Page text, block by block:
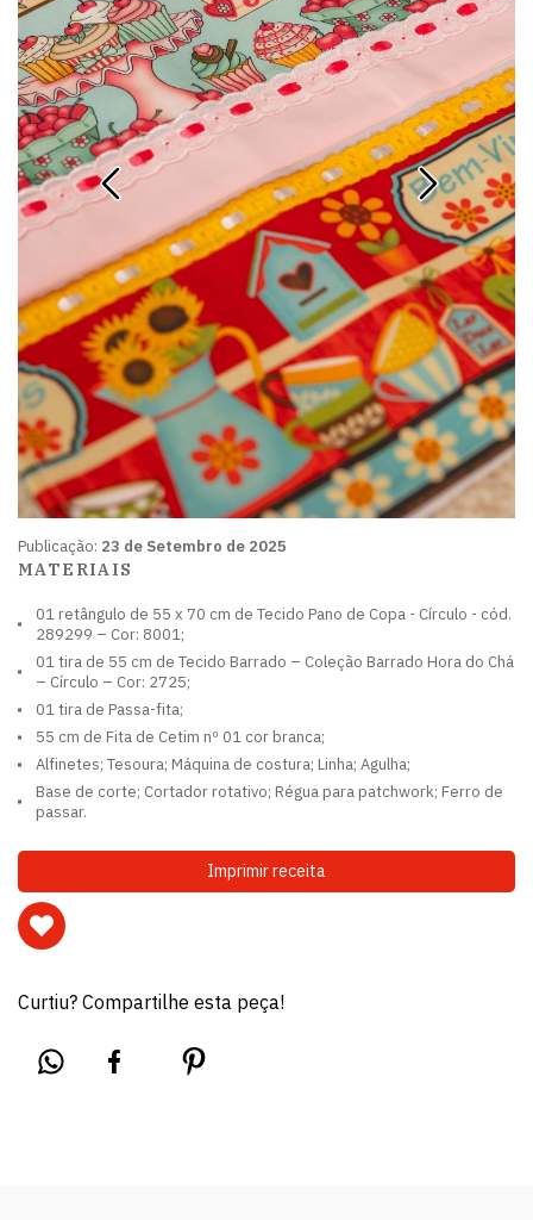
Publicação: 23 de Setembro de 2025
MATERIAIS
01 retângulo de 55 x 70 cm de Tecido Pano de Copa - Círculo - cód.
289299 – Cor: 8001;
01 tira de 55 cm de Tecido Barrado – Coleção Barrado Hora do Chá
– Círculo – Cor: 2725;
01 tira de Passa-fita;
55 cm de Fita de Cetim nº 01 cor branca;
Alfinetes; Tesoura; Máquina de costura; Linha; Agulha;
Base de corte; Cortador rotativo; Régua para patchwork; Ferro de
passar.
Imprimir receita
Curtiu? Compartilhe esta peça!